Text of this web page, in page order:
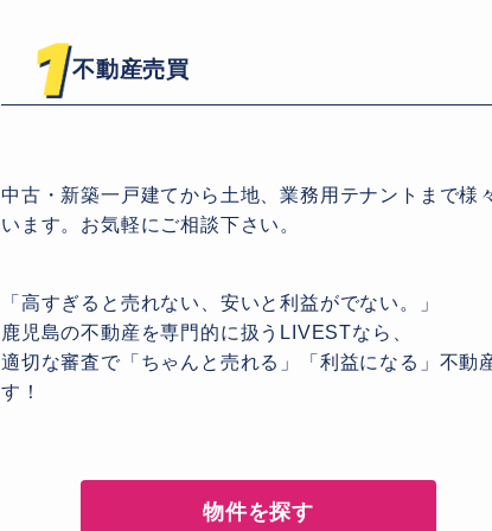
不動産売買
中古・新築一戸建てから土地、業務用テナントまで様
います。お気軽にご相談下さい。
「高すぎると売れない、安いと利益がでない。」
鹿児島の不動産を専門的に扱うLIVESTなら、
適切な審査で「ちゃんと売れる」「利益になる」不動
す！
物件を探す